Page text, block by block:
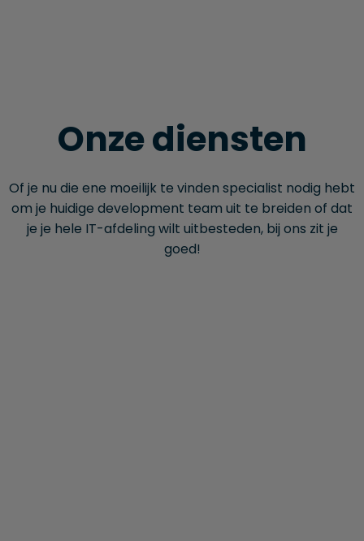
Onze diensten
Of je nu die ene moeilijk te vinden specialist nodig hebt
om je huidige development team uit te breiden of dat
je je hele IT-afdeling wilt uitbesteden, bij ons zit je
goed!